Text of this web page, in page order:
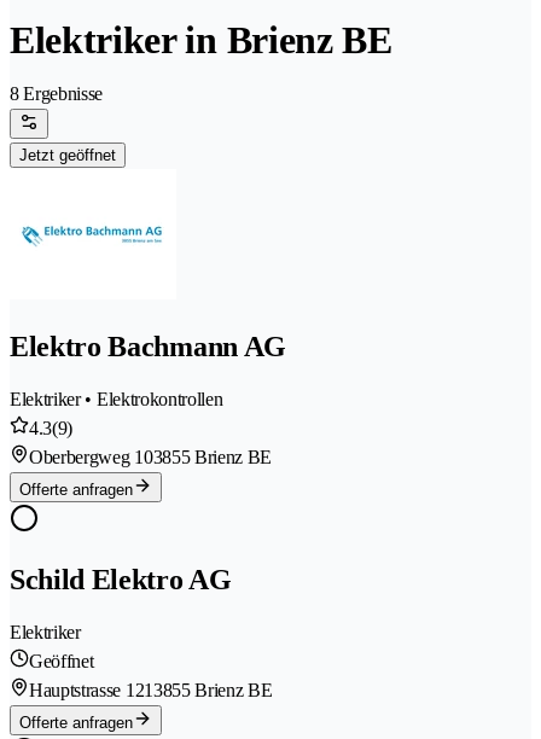
Elektriker in Brienz BE
8 Ergebnisse
Jetzt geöffnet
Elektro Bachmann AG
Elektriker • Elektrokontrollen
4.3(9)
Oberbergweg 103855 Brienz BE
Offerte anfragen
Schild Elektro AG
Elektriker
Geöffnet
Hauptstrasse 1213855 Brienz BE
Offerte anfragen